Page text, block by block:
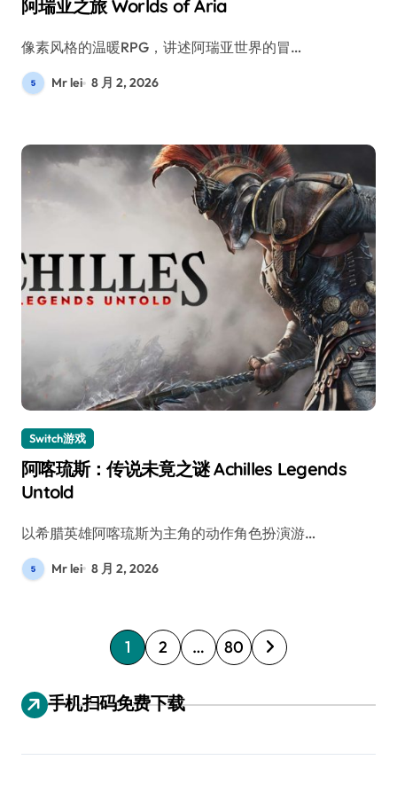
阿瑞亚之旅 Worlds of Aria
像素风格的温暖RPG，讲述阿瑞亚世界的冒…
Mr lei 8 月 2, 2026
Switch游戏
阿喀琉斯：传说未竟之谜 Achilles Legends
Untold
以希腊英雄阿喀琉斯为主角的动作角色扮演游…
Mr lei 8 月 2, 2026
文
章
分
1 2 … 80
手机扫码免费下载